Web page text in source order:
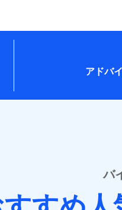
sompo.co.jp/)
design.net/)
)
ins.com/)
アドバ
バ